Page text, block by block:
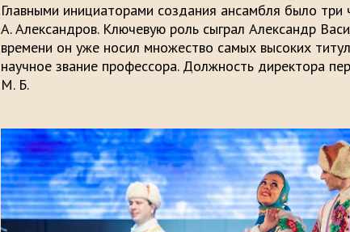
Главными инициаторами создания ансамбля было
А. Александров. Ключевую роль сыграл Александр
времени он уже носил множество самых высоких
научное звание профессора. Должность директора
М. Б.